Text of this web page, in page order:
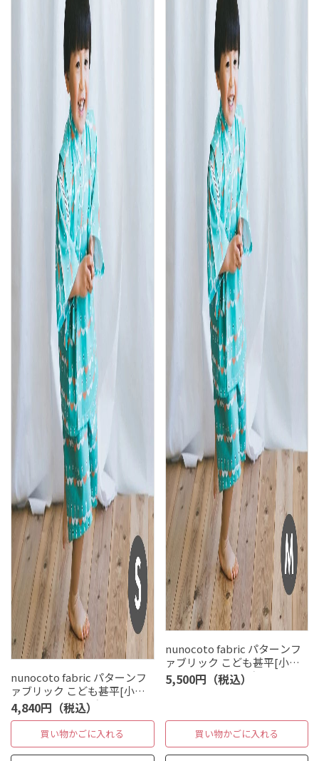
nunocoto fabric パターンフ
ァブリック こども甚平[小鳥
のマーチ] Sサイズ(90～100サ
イズ)
4,840円（税込）
買い物かごに入れる
nunocoto fabric パターンフ
ァブリック こども甚平[小鳥
のマーチ] Mサイズ(110～130
サイズ)
5,500円（税込）
買い物かごに入れる